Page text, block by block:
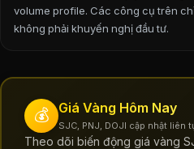
volume profile. Các công cụ trên
không phải khuyến nghị đầu tư.
💰 Giá Vàng Hôm Nay
SJC, PNJ, DOJI cập nhật liên
Theo dõi biến động giá vàng